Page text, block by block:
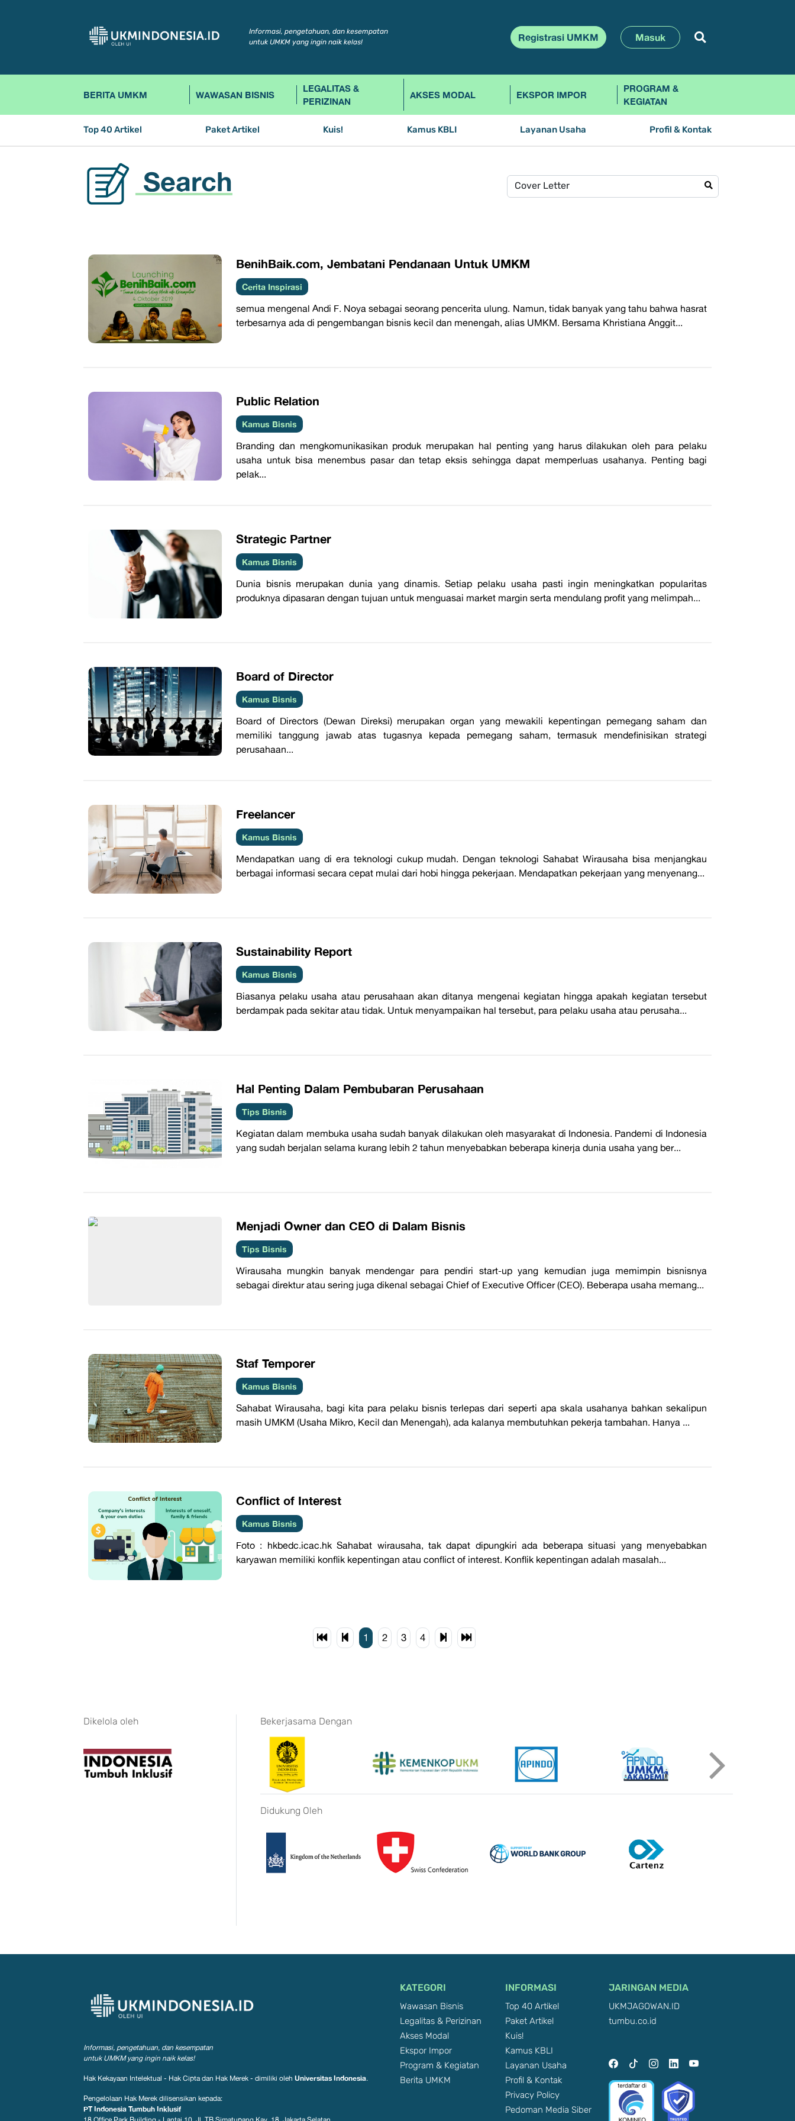
Informasi, pengetahuan, dan kesempatan
untuk UMKM yang ingin naik kelas!
Registrasi UMKM Masuk
BERITA UMKM WAWASAN BISNIS
LEGALITAS &
PERIZINAN
AKSES MODAL EKSPOR IMPOR
PROGRAM &
KEGIATAN
Top 40 Artikel Paket Artikel Kuis! Kamus KBLI Layanan Usaha Profil & Kontak
Search
​BenihBaik.com, Jembatani Pendanaan Untuk UMKM
Cerita Inspirasi
semua mengenal Andi F. Noya sebagai seorang pencerita ulung. Namun, tidak banyak yang tahu bahwa hasrat
terbesarnya ada di pengembangan bisnis kecil dan menengah, alias UMKM. Bersama Khristiana Anggit...
Public Relation
Kamus Bisnis
Branding dan mengkomunikasikan produk merupakan hal penting yang harus dilakukan oleh para pelaku
usaha untuk bisa menembus pasar dan tetap eksis sehingga dapat memperluas usahanya. Penting bagi
pelak...
​Strategic Partner
Kamus Bisnis
Dunia bisnis merupakan dunia yang dinamis. Setiap pelaku usaha pasti ingin meningkatkan popularitas
produknya dipasaran dengan tujuan untuk menguasai market margin serta mendulang profit yang melimpah...
​Board of Director
Kamus Bisnis
Board of Directors (Dewan Direksi) merupakan organ yang mewakili kepentingan pemegang saham dan
memiliki tanggung jawab atas tugasnya kepada pemegang saham, termasuk mendefinisikan strategi
perusahaan...
​Freelancer
Kamus Bisnis
Mendapatkan uang di era teknologi cukup mudah. Dengan teknologi Sahabat Wirausaha bisa menjangkau
berbagai informasi secara cepat mulai dari hobi hingga pekerjaan. Mendapatkan pekerjaan yang menyenang...
Sustainability Report
Kamus Bisnis
Biasanya pelaku usaha atau perusahaan akan ditanya mengenai kegiatan hingga apakah kegiatan tersebut
berdampak pada sekitar atau tidak. Untuk menyampaikan hal tersebut, para pelaku usaha atau perusaha...
​Hal Penting Dalam Pembubaran Perusahaan
Tips Bisnis
Kegiatan dalam membuka usaha sudah banyak dilakukan oleh masyarakat di Indonesia. Pandemi di Indonesia
yang sudah berjalan selama kurang lebih 2 tahun menyebabkan beberapa kinerja dunia usaha yang ber...
Menjadi Owner dan CEO di Dalam Bisnis
Tips Bisnis
Wirausaha mungkin banyak mendengar para pendiri start-up yang kemudian juga memimpin bisnisnya
sebagai direktur atau sering juga dikenal sebagai Chief of Executive Officer (CEO). Beberapa usaha memang...
​Staf Temporer
Kamus Bisnis
Sahabat Wirausaha, bagi kita para pelaku bisnis terlepas dari seperti apa skala usahanya bahkan sekalipun
masih UMKM (Usaha Mikro, Kecil dan Menengah), ada kalanya membutuhkan pekerja tambahan. Hanya ...
​Conflict of Interest
Kamus Bisnis
Foto : hkbedc.icac.hk Sahabat wirausaha, tak dapat dipungkiri ada beberapa situasi yang menyebabkan
karyawan memiliki konflik kepentingan atau conflict of interest. Konflik kepentingan adalah masalah...
1 2 3 4
Dikelola oleh Bekerjasama Dengan
Didukung Oleh
Informasi, pengetahuan, dan kesempatan
untuk UMKM yang ingin naik kelas!
Hak Kekayaan Intelektual - Hak Cipta dan Hak Merek - dimiliki oleh Universitas Indonesia.
Pengelolaan Hak Merek dilisensikan kepada:
PT Indonesia Tumbuh Inklusif
KATEGORI
Wawasan Bisnis
Legalitas & Perizinan
Akses Modal
Ekspor Impor
Program & Kegiatan
Berita UMKM
INFORMASI
Top 40 Artikel
Paket Artikel
Kuis!
Kamus KBLI
Layanan Usaha
Profil & Kontak
Privacy Policy
Pedoman Media Siber
JARINGAN MEDIA
UKMJAGOWAN.ID
tumbu.co.id